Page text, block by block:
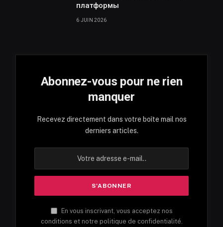
платформы
6 JUIN 2026
Abonnez-vous pour ne rien
manquer
Recevez directement dans votre boîte mail nos
derniers articles.
En vous inscrivant, vous acceptez nos
conditions et notre politique de confidentialité.